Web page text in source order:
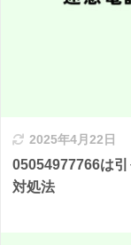
2025年4月22日
05054977766は
対処法